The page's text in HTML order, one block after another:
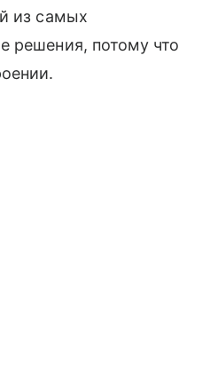
из самых
решения, потому что